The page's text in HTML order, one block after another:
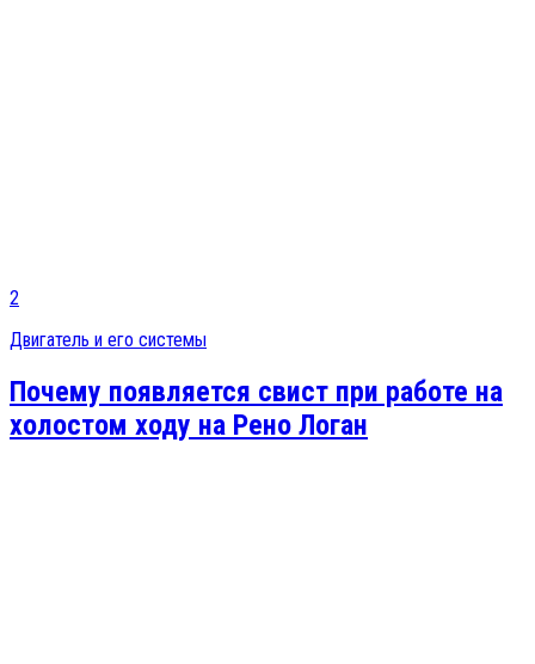
2
Двигатель и его системы
Почему появляется свист при работе на
холостом ходу на Рено Логан